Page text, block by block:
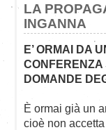
LA
INGANNA
E’ ORMAI DA
CONFERENZA
DOMANDE
È ormai già un
cioè non